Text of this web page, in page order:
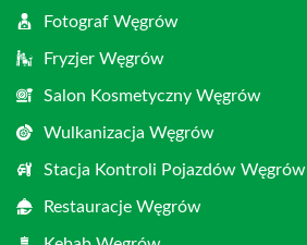
Fotograf Węgrów
Fryzjer Węgrów
Salon Kosmetyczny Węgrów
Wulkanizacja Węgrów
Stacja Kontroli Pojazdów Węgrów
Restauracje Węgrów